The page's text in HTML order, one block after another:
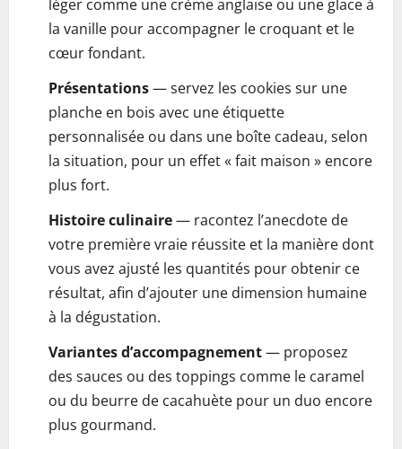
léger comme une crème anglaise ou une glace à
la vanille pour accompagner le croquant et le
cœur fondant.
Présentations— servez les cookies sur une
planche en bois avec une étiquette
personnalisée ou dans une boîte cadeau, selon
la situation, pour un effet « fait maison » encore
plus fort.
Histoire culinaire— racontez l’anecdote de
votre première vraie réussite et la manière dont
vous avez ajusté les quantités pour obtenir ce
résultat, afin d’ajouter une dimension humaine
à la dégustation.
Variantes d’accompagnement— proposez
des sauces ou des toppings comme le caramel
ou du beurre de cacahuète pour un duo encore
plus gourmand.